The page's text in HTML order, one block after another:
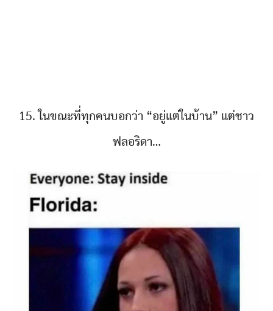
15. ในขณะที่ทุกคนบอกว่า “อยู่แต่ในบ้าน” แต่ชาว
ฟลอริดา…